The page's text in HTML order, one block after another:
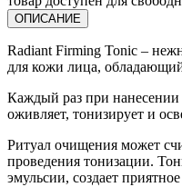
ОПИСАНИЕ
Radiant Firming Tonic –
для кожи лица,
Каждый раз при нанесении
оживляет, тонизирует и
Ритуал очищения может
проведения тонизации.
эмульсии, создает